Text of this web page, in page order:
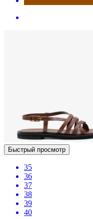
Быстрый просмотр
35
36
37
38
39
40